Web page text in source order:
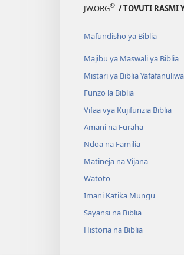
JW.ORG® / TOVUTI RASMI
Mafundisho ya Biblia
Majibu ya Maswali ya Biblia
Mistari ya Biblia Yafafanuliwa
Funzo la Biblia
Vifaa vya Kujifunzia Biblia
Amani na Furaha
Ndoa na Familia
Matineja na Vijana
Watoto
Imani Katika Mungu
Sayansi na Biblia
Historia na Biblia